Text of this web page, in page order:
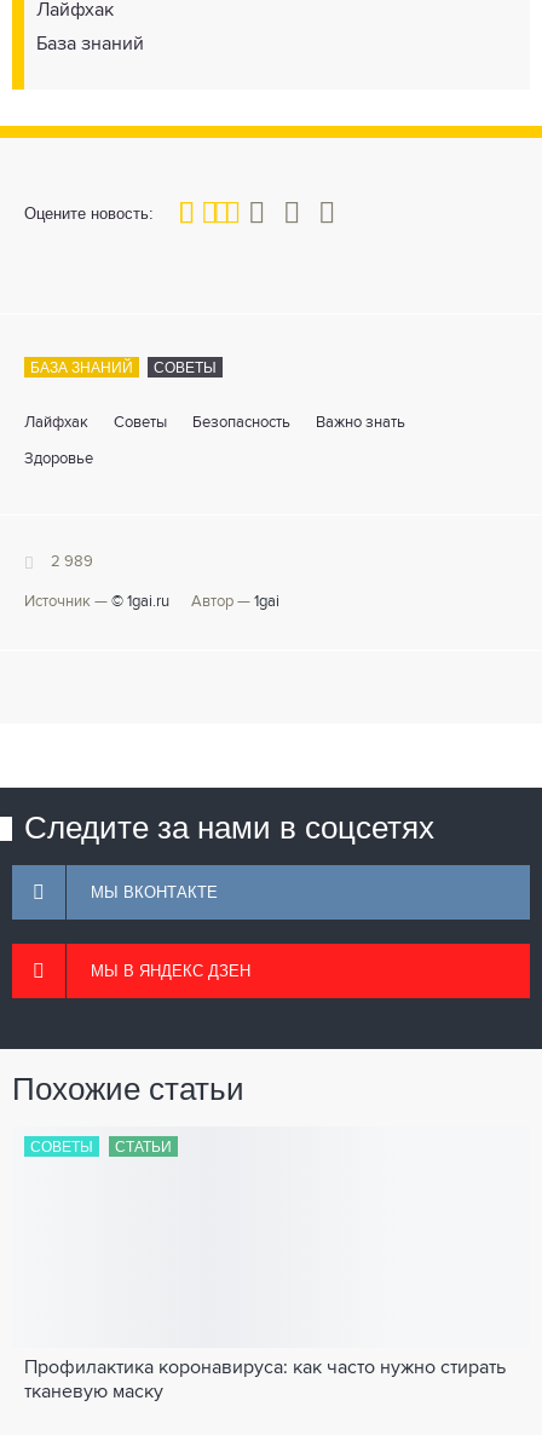
Лайфхак
База знаний
Оцените новость:
40
1 3 4 5
БАЗА ЗНАНИЙ СОВЕТЫ
Лайфхак Советы Безопасность Важно знать
Здоровье
2 989
Источник — © 1gai.ru Автор — 1gai
Следите за нами в соцсетях
МЫ ВКОНТАКТЕ
МЫ В ЯНДЕКС ДЗЕН
Похожие статьи
СОВЕТЫ СТАТЬИ
Профилактика коронавируса: как часто нужно стирать
тканевую маску